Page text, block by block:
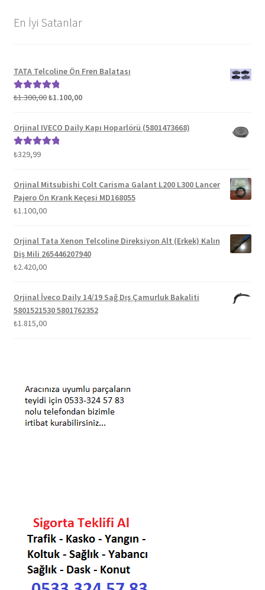
En İyi Satanlar
TATA Telcoline Ön Fren Balatası
5 üzerinden
₺1.300,00Orijinal
₺1.300,00.
₺1.100,00Şu
fiyat:
Orjinal IVECO Daily Kapı Hoparlörü (5801473668)
5 üzerinden
₺329,99
Orjinal Mitsubishi Colt Carisma Galant L200 L300 Lancer
Pajero Ön Krank Keçesi MD168055
₺1.100,00
Orjinal Tata Xenon Telcoline Direksiyon Alt (Erkek) Kalın
Diş Mili 265446207940
₺2.420,00
Orjinal İveco Daily 14/19 Sağ Dış Çamurluk Bakaliti
5801521530 5801762352
₺1.815,00